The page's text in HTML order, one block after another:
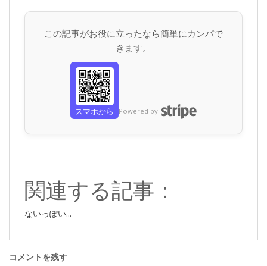
この記事がお役に立ったなら簡単にカンパで
きます。
スマホから Powered by
関連する記事：
ないっぽい...
コメントを残す